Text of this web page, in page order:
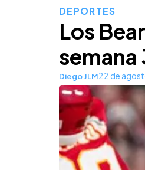
DEPORTES
Los
semana
Diego JLM22 de